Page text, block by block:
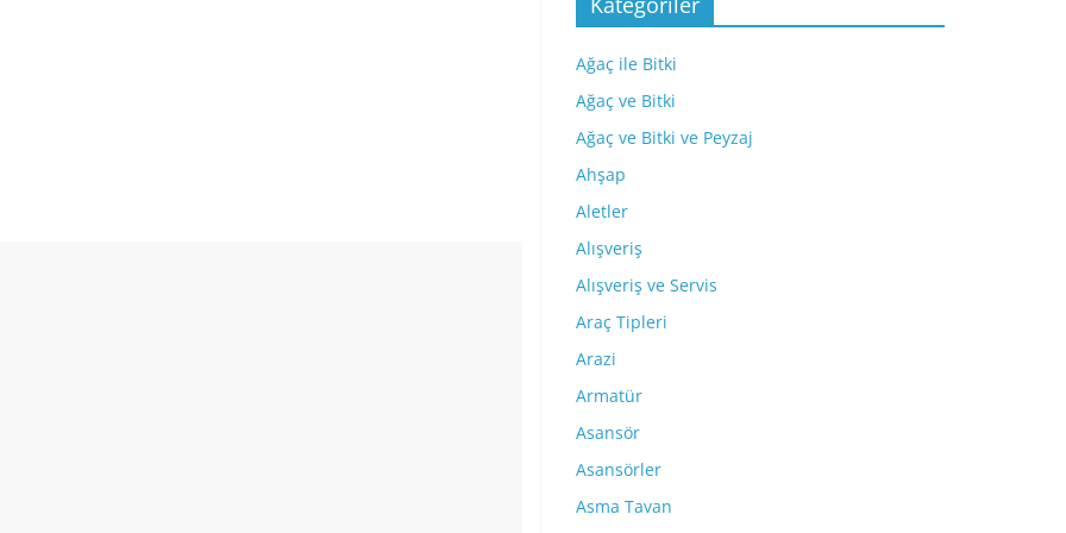
Ağaç ile Bitki
Ağaç ve Bitki
Ağaç ve Bitki ve Peyzaj
Ahşap
Aletler
Alışveriş
Alışveriş ve Servis
Araç Tipleri
Arazi
Armatür
Asansör
Asansörler
Asma Tavan